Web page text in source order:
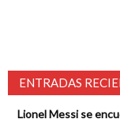
ENTRADAS
Lionel Messi se